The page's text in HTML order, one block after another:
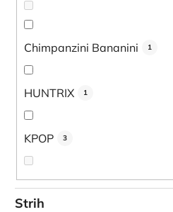
Chimpanzini Bananini 1
HUNTRIX 1
KPOP 3
Strih